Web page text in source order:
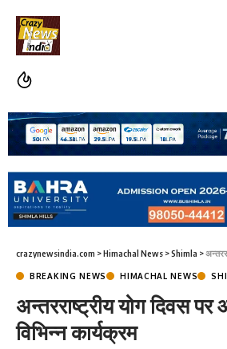
crazynewsindia.com >Himachal News >Shimla >
BREAKING NEWS HIMACHAL NEWS
अन्तरराष्ट्रीय योग दिवस पर
विभिन्न कार्यक्रम